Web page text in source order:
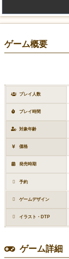
ゲーム概要
プレイ人数
プレイ時間
対象年齢
価格
発売時期
予約
ゲームデザイン
イラスト・DTP
ゲーム詳細